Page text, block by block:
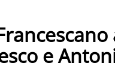
e